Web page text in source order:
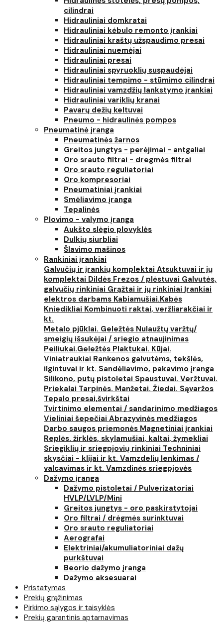
cilindrai
Hidrauliniai domkratai
Hidrauliniai kėbulo remonto įrankiai
Hidrauliniai kraštų užspaudimo presai
Hidrauliniai nuemėjai
Hidrauliniai presai
Hidrauliniai spyruoklių suspaudėjai
Hidrauliniai tempimo - stūmimo cilindrai
Hidrauliniai vamzdžių lankstymo įrankiai
Hidrauliniai variklių kranai
Pavarų dežių keltuvai
Pneumo - hidraulinės pompos
Pneumatinė įranga
Pneumatinės žarnos
Greitos jungtys - perėjimai - antgaliai
Oro srauto filtrai - dregmės filtrai
Oro srauto reguliatoriai
Oro kompresoriai
Pneumatiniai įrankiai
Smėliavimo įranga
Tepalinės
Plovimo - valymo įranga
Aukšto slėgio plovyklės
Dulkių siurbliai
Šlavimo mašinos
Rankiniai įrankiai
Galvučių ir įrankių komplektai Atsuktuvai ir jų
komplektai Dildės Frezos / plėstuvai Galvutės,
galvučių rinkiniai Grąžtai ir jų rinkiniai Įrankiai
elektros darbams Kabiamušiai.Kabės
Kniedikliai Kombinuoti raktai, veržliarakčiai ir
kt.
Metalo pjūklai. Geležtės Nulaužtų varžtų/
smeigių išsukėjai / sriegio atnaujinimas
Peiliukai.Geležtės Plaktukai. Kūjai.
Viniatraukiai Rankenos galvutėms, tekšlės,
ilgintuvai ir kt. Sandėliavimo, pakavimo įranga
Silikono, putų pistoletai Spaustuvai. Veržtuvai.
Priekalai Tarpinės. Manžetai. Žiedai. Sąvaržos
Tepalo presai,švirkštai
Tvirtinimo elementai / sandarinimo medžiagos
Vieliniai šepečiai Abrazyvinės medžiagos
Darbo saugos priemonės Magnetiniai įrankiai
Replės. žirklės, skylamušiai, kaltai, žymekliai
Sriegiklių ir sriegpjovių rinkiniai Techniniai
skysčiai - klijai ir kt. Vamzdelių lenkimas /
valcavimas ir kt. Vamzdinės sriegpjovės
Dažymo įranga
Dažymo pistoletai / Pulverizatoriai
HVLP/LVLP/Mini
Greitos jungtys - oro paskirstytojai
Oro filtrai / drėgmės surinktuvai
Oro srauto reguliatoriai
Aerografai
Elektriniai/akumuliatoriniai dažų
purkštuvai
Beorio dažymo įranga
Dažymo aksesuarai
Pristatymas
Prekių grąžinimas
Pirkimo sąlygos ir taisyklės
Prekių garantinis aptarnavimas